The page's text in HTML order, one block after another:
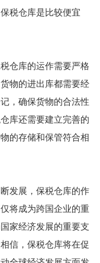
税仓库是比较便宜
仓库的运作需要严格
物的进出库都需要经
，确保货物的合法性
库还需要建立完善的
的存储和保管符合相
发展，保税仓库的作
将成为跨国企业的重
家经济发展的重要支
信，保税仓库将在促